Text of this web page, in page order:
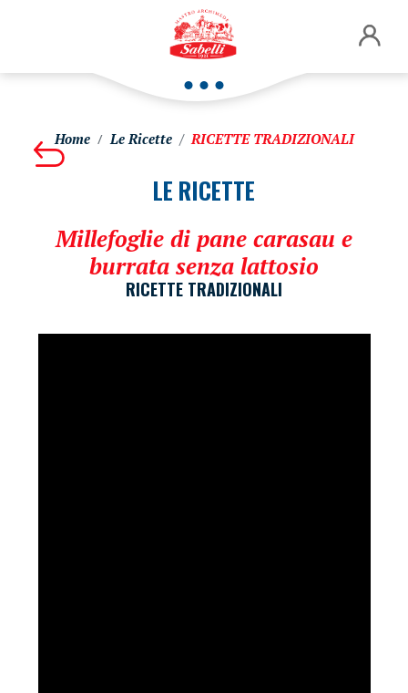
Home Le Ricette RICETTE TRADIZIONALI
LE RICETTE
Millefoglie di pane carasau e
burrata senza lattosio
RICETTE TRADIZIONALI